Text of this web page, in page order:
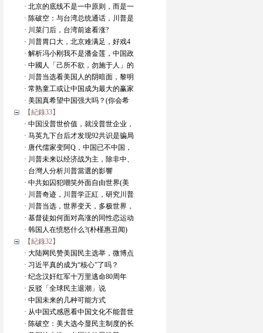
· 北京的底线不是一中原则，而是一
· 陈破空：与台湾总统通话，川普是
· 川菜门后，台湾前途看涨?
· 川普胃口大，北京难满足，好戏4
· 解析冯小刚我不是潘金莲，中国政
· 中國人「己所不欲，勿施于人」的
· 川普当选看美国人的阴暗面，黎明
· 常熟童工或让中国成为最大的赢家
· 美国真希望中国强大吗？(你会希
【紀錄33】
· 中国没普世价值，就没普世企业，
· 马英九下台后才发现92共识是骗局
· 唐代儒家变阿Q，中国已不中国，
· 川普未来以经济战为主，除非中、
· 台灣人分析川普當選的影響
· 中共如囚犯嘲笑外面自由世界(美
· 川普奇迹，川普学正紅，研究川普
· 川普当选，世界变天，多极世界，
· 基督徒如何面对高涨的同性恋运动
· 韩国人在愤怒什么?(朴槿惠丑闻)
【紀錄32】
· 大陆网民赞美国民主选举，微博点
· 习近平真的成为“核心”了吗？
· 纪念汉奸红军十万里逃命80周年
· 反驳「全球民主退潮」说
· 中国未来的几种可能方式
· 从中国式感恩看中国文化不能普世
· 陈破空：美大选今显民主制度的长